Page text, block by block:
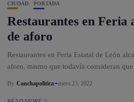
CIUDAD PORTADA
Restaurantes en Feria
de aforo
Restaurantes en Feria Estatal de León
aforo, mismo que todavía consideran que
By Canchapolitica enero 23, 2022